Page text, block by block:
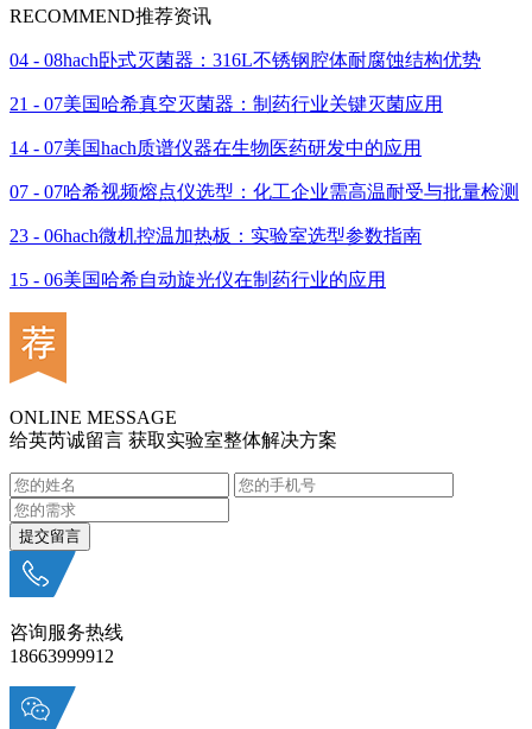
RECOMMEND推荐资讯
04 - 08hach卧式灭菌器：316L不锈钢腔体耐腐蚀结构优势
21 - 07美国哈希真空灭菌器：制药行业关键灭菌应用
14 - 07美国hach质谱仪器在生物医药研发中的应用
07 - 07哈希视频熔点仪选型：化工企业需高温耐受与批量检测
23 - 06hach微机控温加热板：实验室选型参数指南
15 - 06美国哈希自动旋光仪在制药行业的应用
ONLINE MESSAGE
给英芮诚留言 获取实验室整体解决方案
咨询服务热线
18663999912